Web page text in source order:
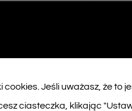
cookies. Jeśli uważasz, że to
ciasteczka, klikając